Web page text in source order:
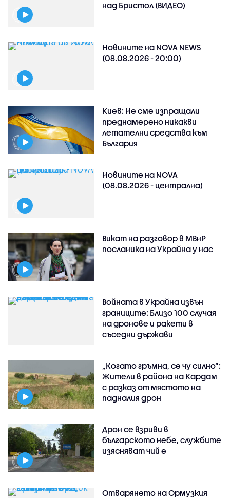
над Бристол (ВИДЕО)
Новините на NOVA NEWS
(08.08.2026 - 20:00)
Киев: Не сме изпращали
преднамерено никакви
летателни средства към
България
Новините на NOVA
(08.08.2026 - централна)
Викат на разговор в МВнР
посланика на Украйна у нас
Войната в Украйна извън
границите: Близо 100 случая
на дронове и ракети в
съседни държави
„Когато гръмна, се чу силно“:
Жители в района на Кардам
с разказ от мястото на
падналия дрон
Дрон се взриви в
българското небе, службите
изясняват чий е
Отварянето на Ормузкия